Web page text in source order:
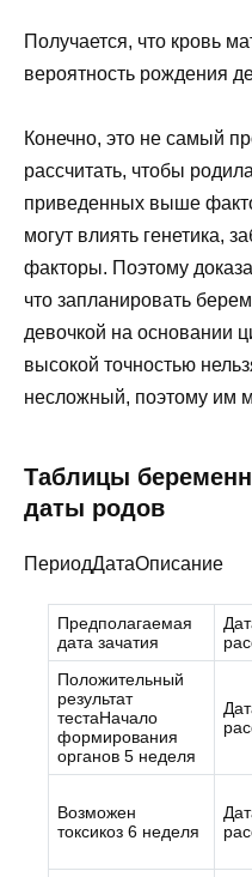
Получается, что кровь
вероятность рождения
Конечно, это не самый
рассчитать, чтобы
приведенных выше
могут влиять генетика,
факторы. Поэтому
что запланировать
девочкой на основании
высокой точностью
несложный, поэтому им
Таблицы
даты родов
ПериодДатаОписание
Предполагаемая
дата зачатия
Положительный
результат
тестаНачало
формирования
органов 5 неделя
Возможен
токсикоз 6 неделя